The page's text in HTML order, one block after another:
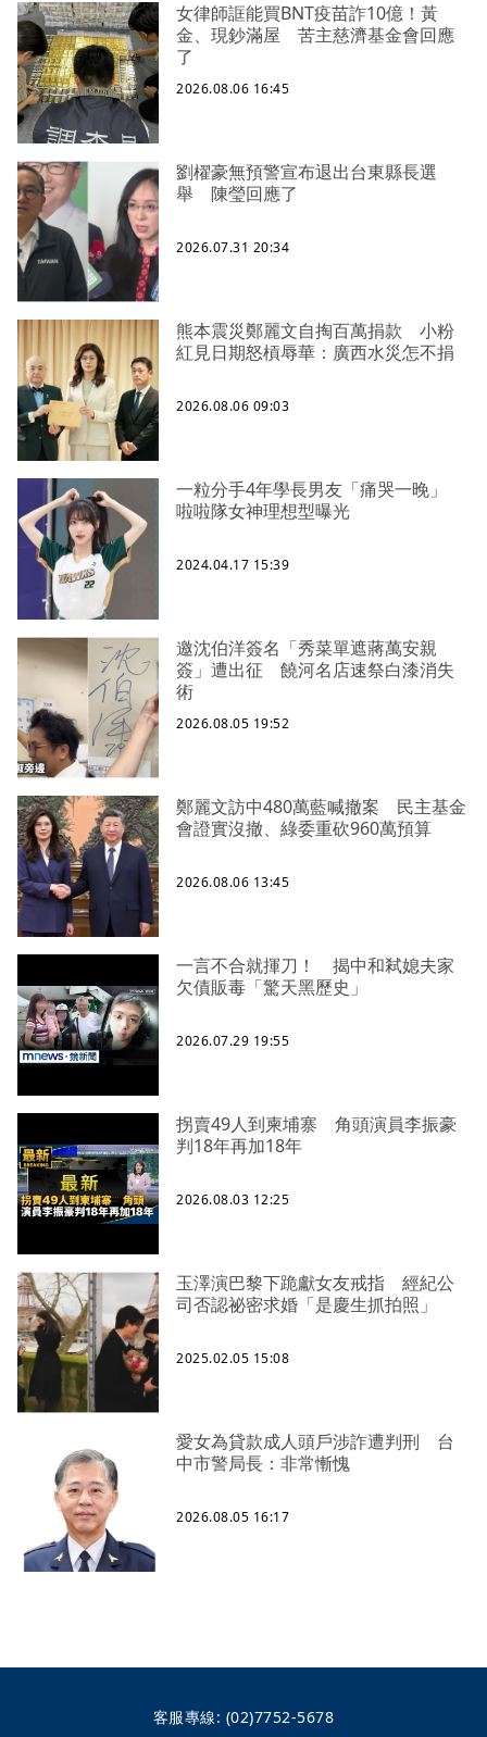
女律師誆能買BNT疫苗詐10億！黃
金、現鈔滿屋 苦主慈濟基金會回應
了
2026.08.06 16:45
劉櫂豪無預警宣布退出台東縣長選
舉 陳瑩回應了
2026.07.31 20:34
熊本震災鄭麗文自掏百萬捐款 小粉
紅見日期怒槓辱華：廣西水災怎不捐
2026.08.06 09:03
一粒分手4年學長男友「痛哭一晚」
啦啦隊女神理想型曝光
2024.04.17 15:39
邀沈伯洋簽名「秀菜單遮蔣萬安親
簽」遭出征 饒河名店速祭白漆消失
術
2026.08.05 19:52
鄭麗文訪中480萬藍喊撤案 民主基金
會證實沒撤、綠委重砍960萬預算
2026.08.06 13:45
一言不合就揮刀！ 揭中和弒媳夫家
欠債販毒「驚天黑歷史」
2026.07.29 19:55
拐賣49人到柬埔寨 角頭演員李振豪
判18年再加18年
2026.08.03 12:25
玉澤演巴黎下跪獻女友戒指 經紀公
司否認祕密求婚「是慶生抓拍照」
2025.02.05 15:08
愛女為貸款成人頭戶涉詐遭判刑 台
中市警局長：非常慚愧
2026.08.05 16:17
客服專線: (02)7752-5678